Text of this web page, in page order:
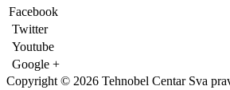
Facebook
Twitter
Youtube
Google +
Copyright © 2026 Tehnobel Centar Sva